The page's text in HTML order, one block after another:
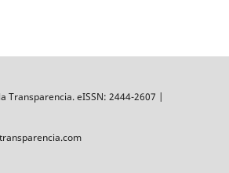
Transparencia. eISSN: 2444-2607 |